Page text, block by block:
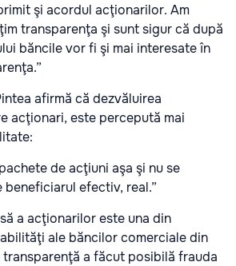
şi acordul acţionarilor. Am
transparenţa şi sunt sigur că după
băncile vor fi şi mai interesate în
afirmă că dezvăluirea
acţionari, este percepută mai
de acţiuni aşa şi nu se
efectiv, real.”
a acţionarilor este una din
ale băncilor comerciale din
a făcut posibilă frauda